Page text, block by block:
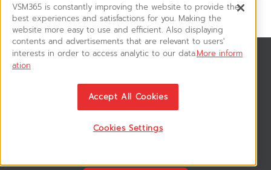
สมัครรับข่าวสาร
ติดตามอัพเดทข่าวสาร, โปรโมชั่น, สินค้าราคาพิเศษ ได้ก่อนใคร
VSM365 is constantly improving the website to provide the
best experiences and satisfactions for you. Making the
website more easy to use and efficient. Also displaying
contents and advertisements that are relevant to users'
interests in order to access analytic to our data.More inform
ation
Accept All Cookies
Cookies Settings